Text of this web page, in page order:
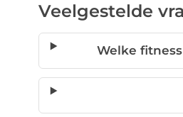
Veelgestelde
Welke